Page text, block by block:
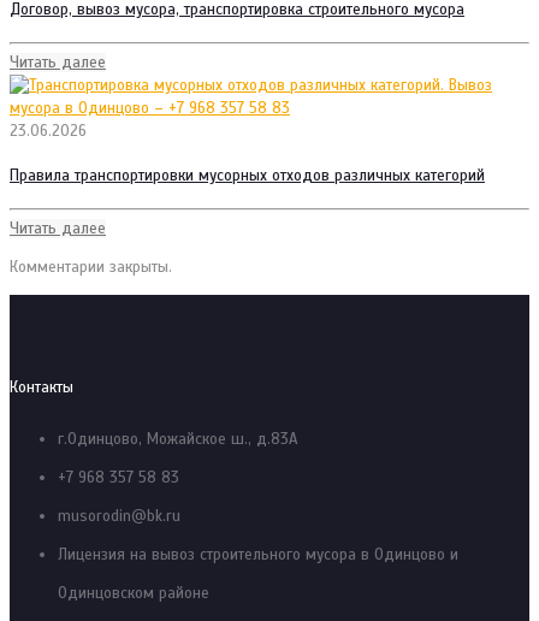
Договор, вывоз мусора, транспортировка строительного мусора
Читать далее
23.06.2026
Правила транспортировки мусорных отходов различных категорий
Читать далее
Комментарии закрыты.
Контакты
г.Одинцово, Можайское ш., д.83А
+7 968 357 58 83
musorodin@bk.ru
Лицензия на вывоз строительного мусора в Одинцово и
Одинцовском районе